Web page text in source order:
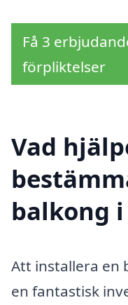
Få 3
förpliktelser
Vad
balkong
Att installera en
en fantastisk